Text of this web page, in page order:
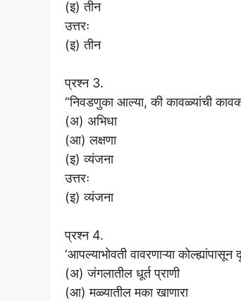
(इ) तीन
उत्तरः
(इ) तीन
प्रश्न 3.
“निवडणुका आल्या, की कावळ्यांची
(अ) अभिधा
(आ) लक्षणा
(इ) व्यंजना
उत्तरः
(इ) व्यंजना
प्रश्न 4.
‘आपल्याभोवती वावरणाऱ्या कोल्ह्यांपासून
(अ) जंगलातील धूर्त प्राणी
(आ) मळ्यातील मका खाणारा